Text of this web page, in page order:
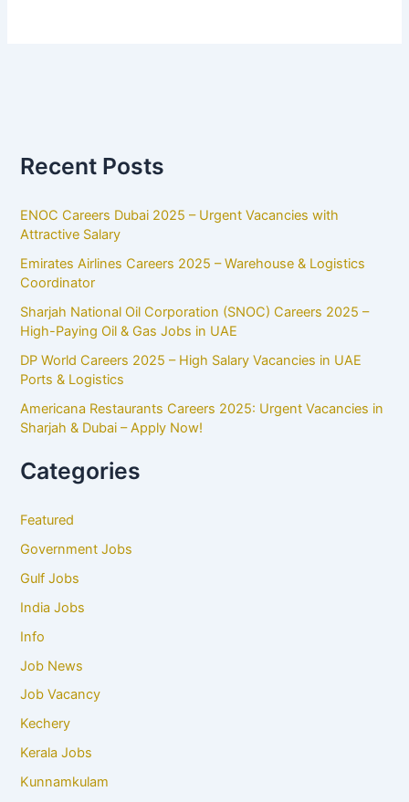
Recent Posts
ENOC Careers Dubai 2025 – Urgent Vacancies with
Attractive Salary
Emirates Airlines Careers 2025 – Warehouse & Logistics
Coordinator
Sharjah National Oil Corporation (SNOC) Careers 2025 –
High-Paying Oil & Gas Jobs in UAE
DP World Careers 2025 – High Salary Vacancies in UAE
Ports & Logistics
Americana Restaurants Careers 2025: Urgent Vacancies in
Sharjah & Dubai – Apply Now!
Categories
Featured
Government Jobs
Gulf Jobs
India Jobs
Info
Job News
Job Vacancy
Kechery
Kerala Jobs
Kunnamkulam